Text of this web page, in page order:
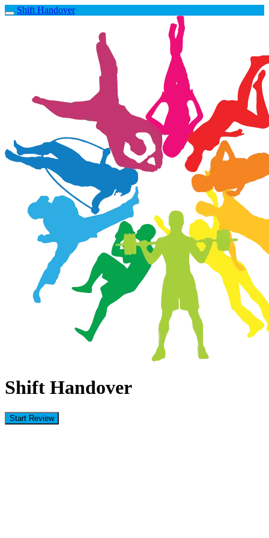
Shift Handover
Shift Handover